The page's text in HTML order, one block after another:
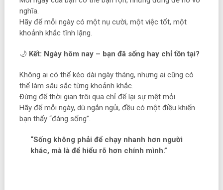
nghĩa.
Hãy để mỗi ngày có một nụ cười, một việc tốt, một
khoảnh khắc tĩnh lặng.
🌙 Kết: Ngày hôm nay – bạn đã sống hay chỉ tồn tại?
Không ai có thể kéo dài ngày tháng, nhưng ai cũng có
thể làm sâu sắc từng khoảnh khắc.
Đừng để thời gian trôi qua chỉ để lại sự mệt mỏi.
Hãy để mỗi ngày, dù ngắn ngủi, đều có một điều khiến
bạn thấy “đáng sống”.
“Sống không phải để chạy nhanh hơn người
khác, mà là để hiểu rõ hơn chính mình.”